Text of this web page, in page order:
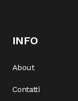
INFO
About
Contatti